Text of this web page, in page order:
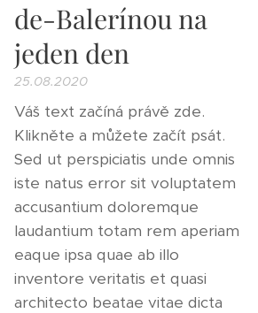
de-Balerínou na
jeden den
25.08.2020
Váš text začíná právě zde.
Klikněte a můžete začít psát.
Sed ut perspiciatis unde omnis
iste natus error sit voluptatem
accusantium doloremque
laudantium totam rem aperiam
eaque ipsa quae ab illo
inventore veritatis et quasi
architecto beatae vitae dicta